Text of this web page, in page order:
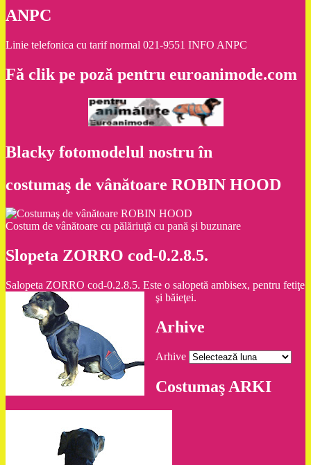
ANPC
Linie telefonica cu tarif normal 021-9551 INFO ANPC
Fă clik pe poză pentru euroanimode.com
Blacky fotomodelul nostru în
costumaş de vânătoare ROBIN HOOD
Costum de vânătoare cu pălăriuţă cu pană şi buzunare
Slopeta ZORRO cod-0.2.8.5.
Salopeta ZORRO cod-0.2.8.5. Este o salopetă ambisex, pentru fetiţe
şi băieţei.
Arhive
Arhive
Costumaş ARKI